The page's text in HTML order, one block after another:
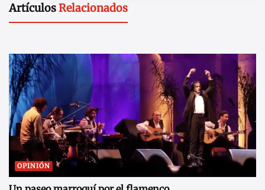
ArtículosRelacionados
OPINIÓN